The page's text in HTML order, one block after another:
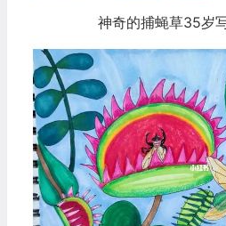
神奇的捕蝇草35岁